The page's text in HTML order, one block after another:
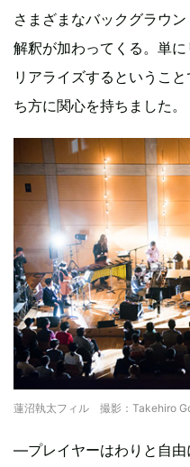
さまざまなバックグラウ
解釈が加わってくる。単
リアライズするというこ
ち方に関心を持ちました。
蓮沼執太フィル 撮影：Takehiro
―プレイヤーはわりと自由